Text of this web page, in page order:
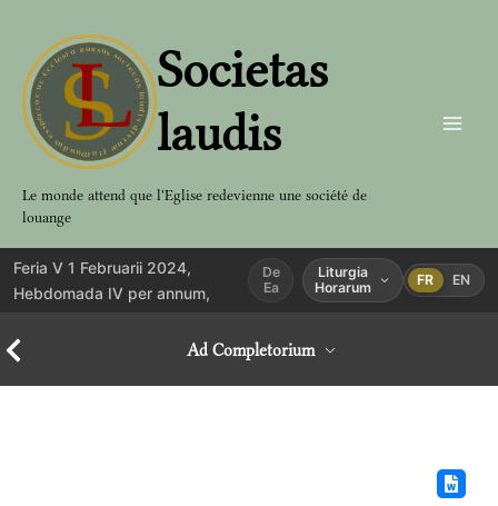
contenu
Societas
laudis
Le monde attend que l'Eglise redevienne une société de
louange
Feria V 1 Februarii 2024,
Hebdomada IV per annum,
De
Ea
Liturgia
Horarum
FR EN
Ad Completorium